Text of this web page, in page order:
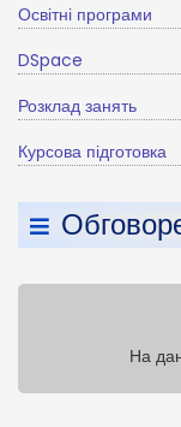
Освітні програми
DSpace
Розклад занять
Курсова підготовка
На